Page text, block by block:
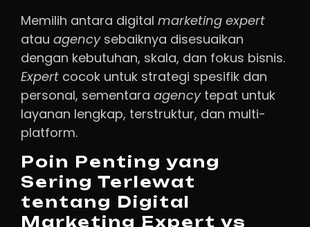
Memilih antara digital marketing expert
atau agencysebaiknya disesuaikan
dengan kebutuhan, skala, dan fokus bisnis.
Expert cocok untuk strategi spesifik dan
personal, sementara agencytepat untuk
layanan lengkap, terstruktur, dan multi-
platform.
Poin Penting yang
Sering Terlewat
tentang Digital
Marketing Expert vs